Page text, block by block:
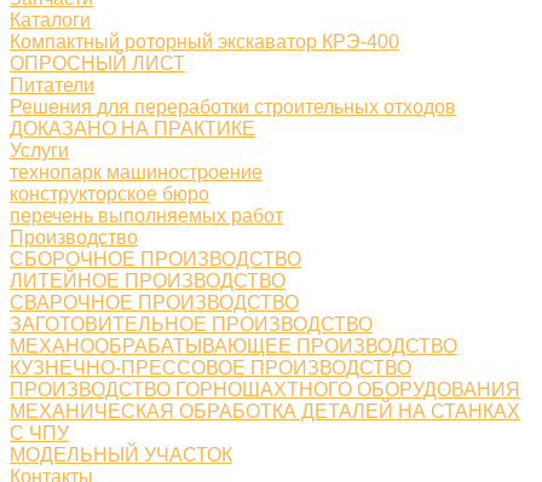
Каталоги
Компактный роторный экскаватор КРЭ-400
ОПРОСНЫЙ ЛИСТ
Питатели
Решения для переработки строительных отходов
ДОКАЗАНО НА ПРАКТИКЕ
Услуги
технопарк машиностроение
конструкторское бюро
перечень выполняемых работ
Производство
СБОРОЧНОЕ ПРОИЗВОДСТВО
ЛИТЕЙНОЕ ПРОИЗВОДСТВО
СВАРОЧНОЕ ПРОИЗВОДСТВО
ЗАГОТОВИТЕЛЬНОЕ ПРОИЗВОДСТВО
МЕХАНООБРАБАТЫВАЮЩЕЕ ПРОИЗВОДСТВО
КУЗНЕЧНО-ПРЕССОВОЕ ПРОИЗВОДСТВО
ПРОИЗВОДСТВО ГОРНОШАХТНОГО ОБОРУДОВАНИЯ
МЕХАНИЧЕСКАЯ ОБРАБОТКА ДЕТАЛЕЙ НА СТАНКАХ
С ЧПУ
МОДЕЛЬНЫЙ УЧАСТОК
Контакты